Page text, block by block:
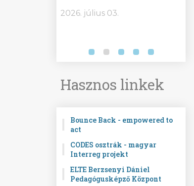
2026. július 03.
Hasznos linkek
Bounce Back - empowered to
act
CODES osztrák - magyar
Interreg projekt
ELTE Berzsenyi Dániel
Pedagógusképző Központ